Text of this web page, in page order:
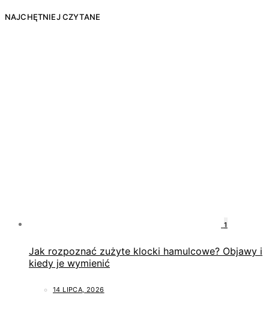
NAJCHĘTNIEJ CZYTANE
1
Jak rozpoznać zużyte klocki hamulcowe? Objawy i
kiedy je wymienić
14 LIPCA, 2026